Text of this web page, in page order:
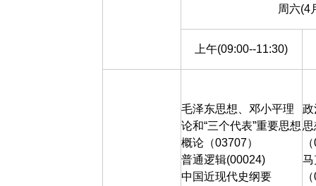
周六(4
上午(09:00--11:30)
毛泽东思想、邓小平理
论和“三个代表”重要思想
概论（03707）
普通逻辑(00024)
中国近现代史纲要
政
（
马
（